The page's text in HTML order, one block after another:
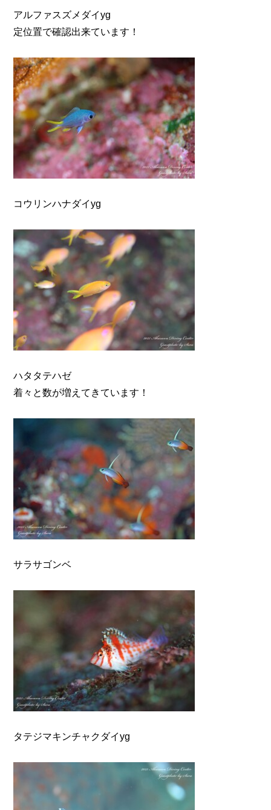
アルファスズメダイyg
定位置で確認出来ています！
コウリンハナダイyg
ハタタテハゼ
着々と数が増えてきています！
サラサゴンベ
タテジマキンチャクダイyg